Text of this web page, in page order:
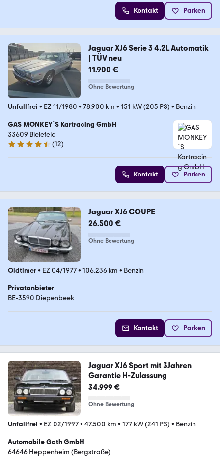
Kontakt Parken
Jaguar XJ6 Serie 3 4.2L Automatik
| TÜV neu
11.900 €
Ohne Bewertung
Unfallfrei • EZ 11/1980 • 78.900 km • 151 kW (205 PS) • Benzin
GAS MONKEY´S Kartracing GmbH
33609 Bielefeld
4.7 Sterne
(12)
Kontakt Parken
Jaguar XJ6 COUPE
26.500 €
Ohne Bewertung
Oldtimer• EZ 04/1977• 106.236 km • Benzin
Privatanbieter
BE-3590 Diepenbeek
Kontakt Parken
Jaguar XJ6 Sport mit 3Jahren
Garantie H-Zulassung
34.999 €
Ohne Bewertung
Unfallfrei • EZ 02/1997• 47.500 km • 177 kW (241 PS) • Benzin
Automobile Gath GmbH
64646 Heppenheim (Bergstraße)